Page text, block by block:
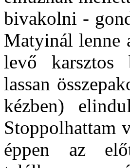
bivakolni -
Matyinál lenne
levő karsztos
lassan
kézben)
Stoppolhattam
éppen az